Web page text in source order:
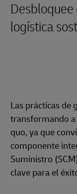
logística
Las prácticas de
transformando a
quo, ya que
componente
Suministro
clave para el